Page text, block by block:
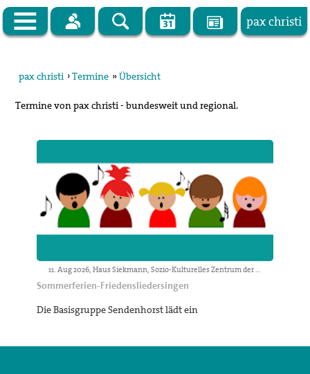
pax christi
Kampagnen
Publikationen
Facebook
Kontakt
Impressum
pax christi ›Termine »Übersicht
Termine von pax christi - bundesweit und regional.
11. Aug 2026, Haus Siekmann, Sozio-Kulturelles Zentrum der Stadt Sendenhorst, Weststr. 18.
Sommerferien-Friedensliedersingen
Die Basisgruppe Sendenhorst lädt ein